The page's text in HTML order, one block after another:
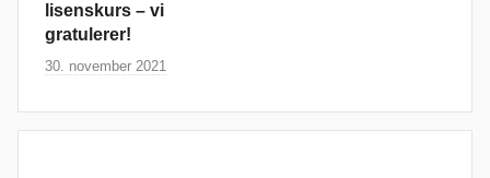
lisenskurs – vi
gratulerer!
30. november 2021